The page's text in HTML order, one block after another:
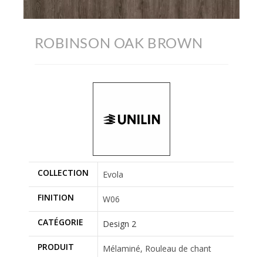
ROBINSON OAK BROWN
COLLECTION Evola
FINITION W06
CATÉGORIE Design 2
PRODUIT
Mélaminé, Rouleau de chant